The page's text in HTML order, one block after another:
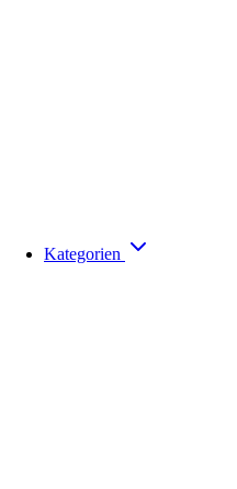
Kategorien